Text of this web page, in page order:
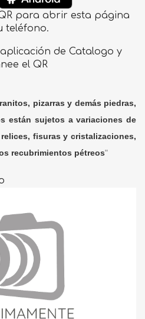
de Catalogo y
el QR
pizarras y demás piedras,
están sujetos a variaciones de
fisuras y cristalizaciones,
recubrimientos pétreos"